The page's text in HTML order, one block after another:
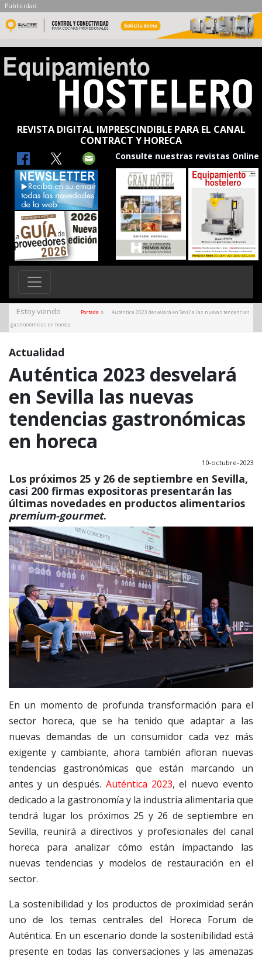
Publicidad
REVISTA DIGITAL IMPRESCINDIBLE PARA EL CANAL
CONTRACT Y HORECA
Consulte nuestras revistas Online
Estoy viendo Portada »
Auténtica 2023 desvelará en Sevilla las nuevas tendencias
gastronómicas en horeca
Actualidad
Auténtica 2023 desvelará
en Sevilla las nuevas
tendencias gastronómicas
en horeca
10-octubre-2023
Los próximos 25 y 26 de septiembre en Sevilla,
casi 200 firmas expositoras presentarán las
últimas novedades en productos alimentarios
premium-gourmet.
En un momento de profunda transformación para el
sector horeca, que se ha tenido que adaptar a las
nuevas demandas de un consumidor cada vez más
exigente y cambiante, ahora también afloran nuevas
tendencias gastronómicas que están marcando un
antes y un después. Auténtica 2023, el nuevo evento
dedicado a la gastronomía y la industria alimentaria que
tendrá lugar los próximos 25 y 26 de septiembre en
Sevilla, reunirá a directivos y profesionales del canal
horeca para analizar cómo están impactando las
nuevas tendencias y modelos de restauración en el
sector.
La sostenibilidad y los productos de proximidad serán
uno de los temas centrales del Horeca Forum de
Auténtica. En un escenario donde la sostenibilidad está
presente en todas las conversaciones y las amenazas